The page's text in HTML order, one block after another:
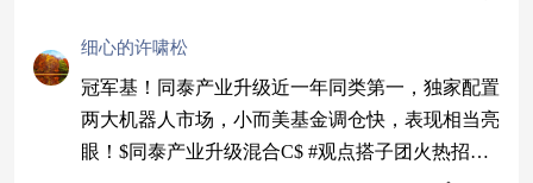
细心的许啸松
冠军基！同泰产业升级近一年同类第一，独家配置
两大机器人市场，小而美基金调仓快，表现相当亮
眼！$同泰产业升级混合C$ #观点搭子团火热招募